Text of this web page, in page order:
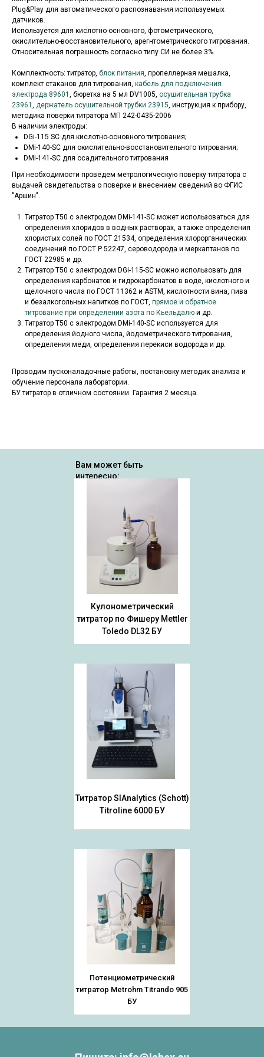
Plug&Play для автоматического распознавания используемых
датчиков.
Используется для кислотно-основного, фотометрического,
окислительно-восстановительного, арегнтометрического титрования.
Относительная погрешность согласно типу СИ не более 3%.
Комплектность: титратор, блок питания, пропеллерная мешалка,
комплект стаканов для титрования, кабель для подключения
электрода 89601 , бюретка на 5 мл DV1005, осушительная трубка
23961 , держатель осушительной трубки 23915, инструкция к прибору,
методика поверки титратора МП 242-0435-2006
В наличии электроды:
DGi-115 SC для кислотно-основного титрования;
DMi-140-SC для окислительно-восстановительного титрования;
DMi-141-SC для осадительного титрования
При необходимости проведем метрологическую поверку титратора с
выдачей свидетельства о поверке и внесением сведений во ФГИС
"Аршин".
Титратор Т50 с электродом DMi-141-SC может использоваться для
определения хлоридов в водных растворах, а также определения
хлористых солей по ГОСТ 21534, определения хлорорганических
соединений по ГОСТ Р 52247, сероводорода и меркаптанов по
ГОСТ 22985 и др.
Титратор Т50 с электродом DGi-115-SC можно использовать для
определения карбонатов и гидрокарбонатов в воде, кислотного и
щелочного числа по ГОСТ 11362 и ASTM, кислотности вина, пива
и безалкогольных напитков по ГОСТ, прямое и обратное
титрование при определении азота по Кьельдалю и др.
Титратор Т50 с электродом DMi-140-SC используется для
определения йодного числа, йодометрического титрования,
определения меди, определения перекиси водорода и др.
Проводим пусконаладочные работы, постановку методик анализа и
обучение персонала лаборатории.
БУ титратор в отличном состоянии. Гарантия 2 месяца.
Вам может быть
интересно:
Кулонометрический
титратор по Фишеру Mettler
Toledo DL32 БУ
Титратор SIAnalytics (Schott)
Titroline 6000 БУ
Потенциометрический
титратор Metrohm Titrando 905
БУ